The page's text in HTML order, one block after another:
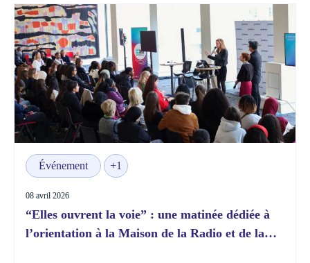
Événement +1
08 avril 2026
“Elles ouvrent la voie” : une matinée dédiée à
l’orientation à la Maison de la Radio et de la